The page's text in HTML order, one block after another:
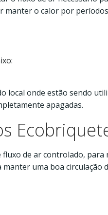
manter o calor por
local onde estão sendo
apagadas.
de ar controlado, para
uma boa circulação